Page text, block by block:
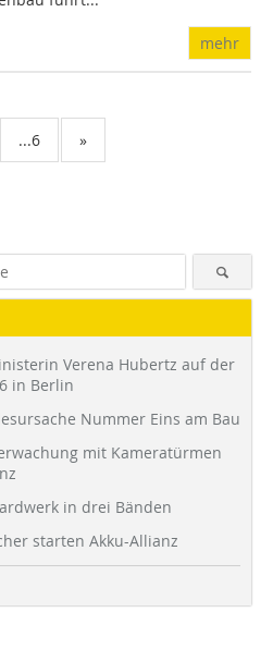
mehr
...6 »
Verena Hubertz auf der
in Berlin
Nummer Eins am Bau
mit Kameratürmen
in drei Bänden
starten Akku-Allianz